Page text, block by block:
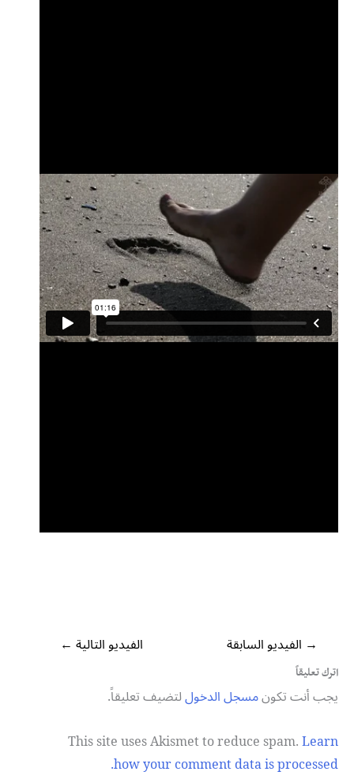
→ الفيديو السابقة الفيديو التالية ←
اترك تعليقاً
يجب أنت تكونمسجل الدخوللتضيف تعليقاً.
This site uses Akismet to reduce spam.Learn
how your comment data is processed.